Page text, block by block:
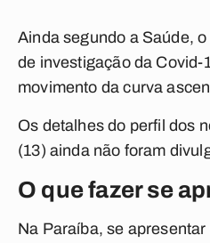
Ainda segundo a Saúde,
de investigação da Covid-
movimento da curva
Os detalhes do perfil dos
(13) ainda não foram
O que fazer se
Na Paraíba, se